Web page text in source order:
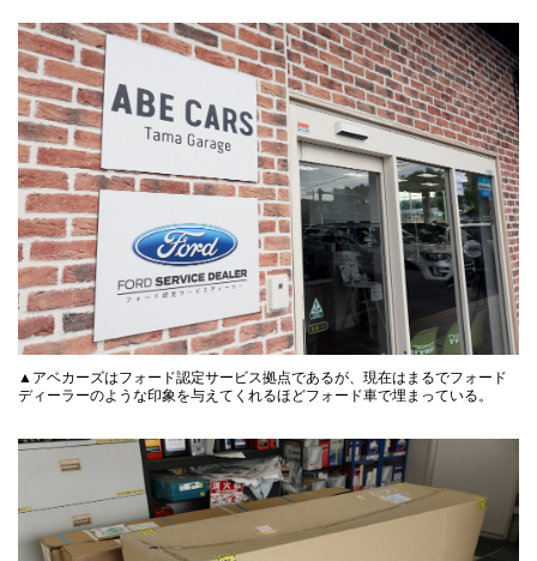
▲アベカーズはフォード認定サービス拠点であるが、現在はまるでフォード
ディーラーのような印象を与えてくれるほどフォード車で埋まっている。